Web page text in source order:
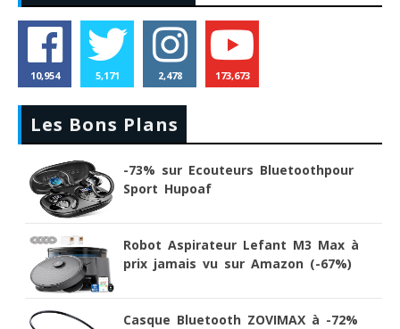
10,954 5,171 2,478 173,673
Les Bons Plans
-73% sur Ecouteurs Bluetoothpour
Sport Hupoaf
Robot Aspirateur Lefant M3 Max à
prix jamais vu sur Amazon (-67%)
Casque Bluetooth ZOVIMAX à -72%